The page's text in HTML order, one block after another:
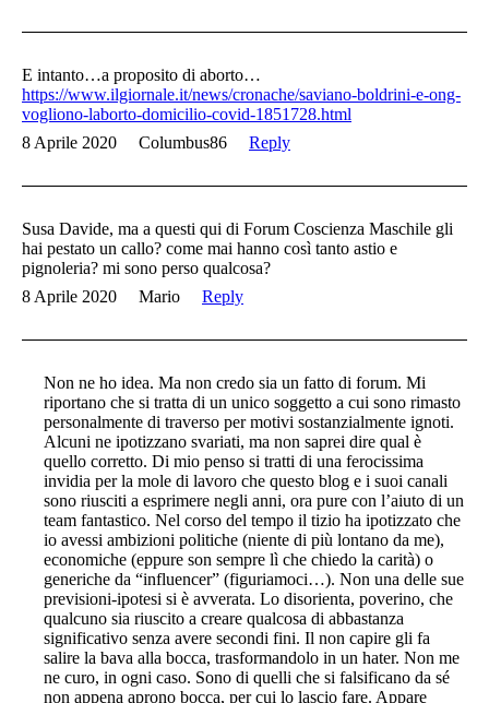
E intanto…a proposito di aborto…
https://www.ilgiornale.it/news/cronache/saviano-boldrini-e-ong-
vogliono-laborto-domicilio-covid-1851728.html
8 Aprile 2020
Columbus86 Reply
Susa Davide, ma a questi qui di Forum Coscienza Maschile gli
hai pestato un callo? come mai hanno così tanto astio e
pignoleria? mi sono perso qualcosa?
8 Aprile 2020
Mario Reply
Non ne ho idea. Ma non credo sia un fatto di forum. Mi
riportano che si tratta di un unico soggetto a cui sono rimasto
personalmente di traverso per motivi sostanzialmente ignoti.
Alcuni ne ipotizzano svariati, ma non saprei dire qual è
quello corretto. Di mio penso si tratti di una ferocissima
invidia per la mole di lavoro che questo blog e i suoi canali
sono riusciti a esprimere negli anni, ora pure con l’aiuto di un
team fantastico. Nel corso del tempo il tizio ha ipotizzato che
io avessi ambizioni politiche (niente di più lontano da me),
economiche (eppure son sempre lì che chiedo la carità) o
generiche da “influencer” (figuriamoci…). Non una delle sue
previsioni-ipotesi si è avverata. Lo disorienta, poverino, che
qualcuno sia riuscito a creare qualcosa di abbastanza
significativo senza avere secondi fini. Il non capire gli fa
salire la bava alla bocca, trasformandolo in un hater. Non me
ne curo, in ogni caso. Sono di quelli che si falsificano da sé
non appena aprono bocca, per cui lo lascio fare. Appare